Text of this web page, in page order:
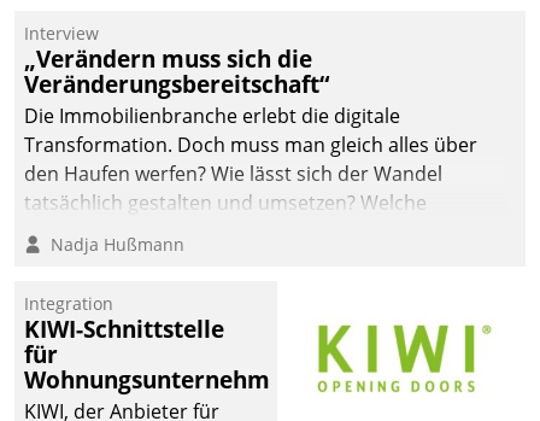
integrieren.
Interview
„Verändern muss sich die
Veränderungsbereitschaft“
Die Immobilienbranche erlebt die digitale
Transformation. Doch muss man gleich alles über
den Haufen werfen? Wie lässt sich der Wandel
tatsächlich gestalten und umsetzen? Welche
Argumente zählen wirklich?
Nadja Hußmann
Integration
KIWI-Schnittstelle
für
Wohnungsunternehmen
KIWI, der Anbieter für